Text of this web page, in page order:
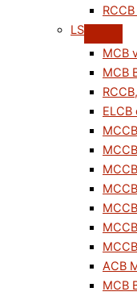
LS
MCB
MCB
ACB
MCB